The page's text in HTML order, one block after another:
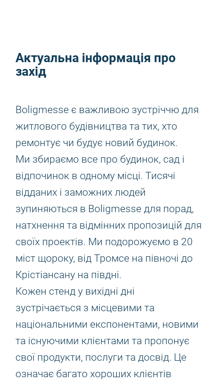
Актуальна інформація про
захід
Boligmesse є важливою зустріччю для
житлового будівництва та тих, хто
ремонтує чи будує новий будинок.
Ми збираємо все про будинок, сад і
відпочинок в одному місці. Тисячі
відданих і заможних людей
зупиняються в Boligmesse для порад,
натхнення та відмінних пропозицій для
своїх проектів. Ми подорожуємо в 20
міст щороку, від Тромсе на півночі до
Крістіансану на півдні.
Кожен стенд у вихідні дні
зустрічається з місцевими та
національними експонентами, новими
та існуючими клієнтами та пропонує
свої продукти, послуги та досвід. Це
означає багато хороших клієнтів